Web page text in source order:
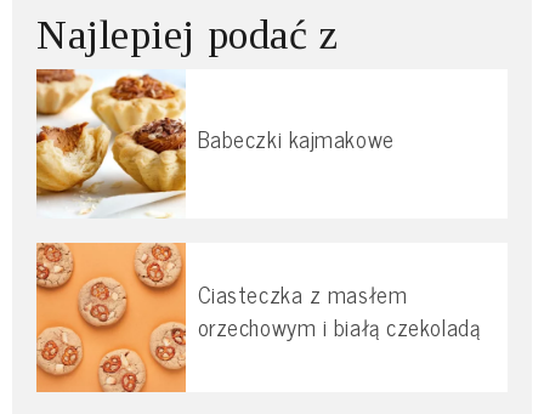
Najlepiej podać z
Babeczki kajmakowe
Ciasteczka z masłem
orzechowym i białą czekoladą